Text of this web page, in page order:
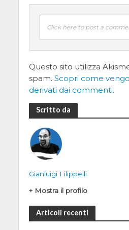
Click here to post a
Questo sito utilizza
spam. Scopri come
derivati dai commenti.
Scritto da
Gianluigi Filippelli
+ Mostra il profilo
Articoli recenti